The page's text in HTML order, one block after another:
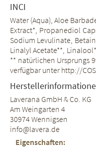
INCI
Water (Aqua), Aloe
Extract*, Propanediol
Sodium Levulinate,
Linalyl Acetate**,
** natürlichen Ursprungs
verfügbar unter http://
Laverana GmbH & Co. KG
Am Weingarten 4
30974 Wennigsen
info@lavera.de
Eigenschaften: